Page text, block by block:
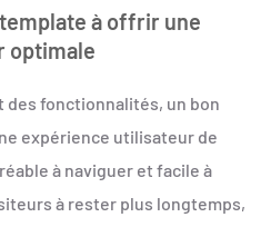
à offrir une
optimale
des fonctionnalités, un bon
expérience utilisateur de
à naviguer et facile à
à rester plus longtemps,